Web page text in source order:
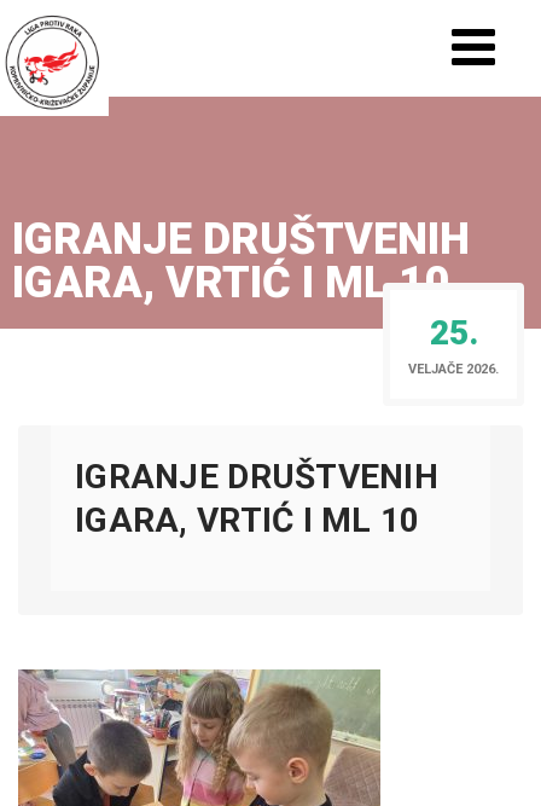
IGRANJE DRUŠTVENIH
IGARA, VRTIĆ I ML 10
25.
VELJAČE 2026.
IGRANJE DRUŠTVENIH
IGARA, VRTIĆ I ML 10